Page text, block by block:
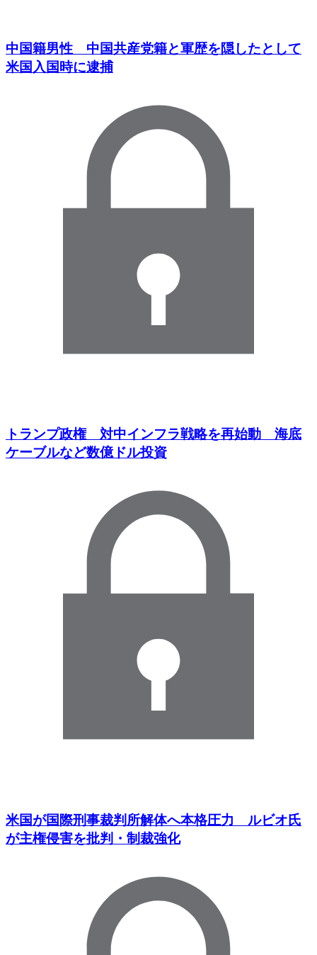
中国籍男性 中国共産党籍と軍歴を隠したとして
米国入国時に逮捕
トランプ政権 対中インフラ戦略を再始動 海底
ケーブルなど数億ドル投資
米国が国際刑事裁判所解体へ本格圧力 ルビオ氏
が主権侵害を批判・制裁強化